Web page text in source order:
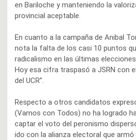
en Bariloche y manteniendo la
provincial aceptable.
En cuanto a la campaña de Anibal
nota la falta de los casi 10 puntos
radicalismo en las últimas
Hoy esa cifra traspasó a JSRN con
del UCR”.
Respecto a otros candidatos
(Vamos con Todos) no ha logrado
captar el voto del peronismo
ido con la alianza electoral que